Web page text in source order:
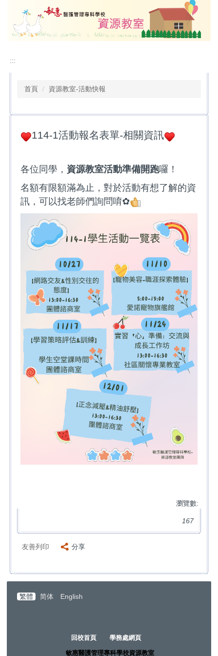
容:::
首頁 資源教室-活動快報
114-1活動報名表單-相關資訊
各位同學， 資源教室活動準備開跑囉！
名額有限額滿為止，對於活動有想了解的資
訊，可以找老師們詢問唷✿
瀏覽數:
167
友善列印 分享
繁體 简体 English
回校首頁 學務處網頁
敏惠醫護管理專科學校資源教室